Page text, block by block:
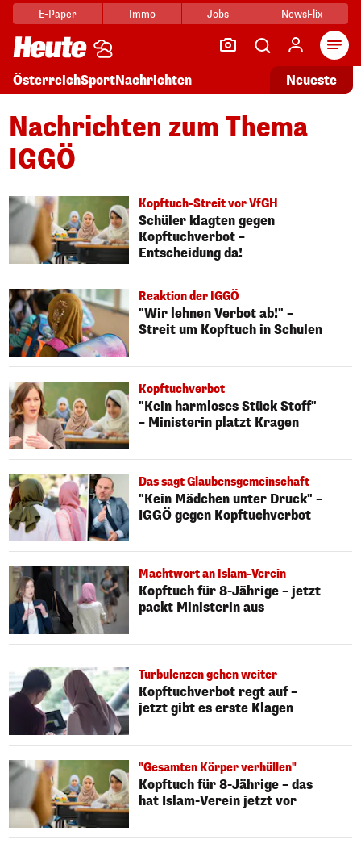
E-Paper Immo Jobs NewsFlix
ÖsterreichSportNachrichten Neueste
Nachrichten zum Thema
IGGÖ
Kopftuch-Streit vor VfGH
Schüler klagten gegen
Kopftuchverbot –
Entscheidung da!
Reaktion der IGGÖ
"Wir lehnen Verbot ab!" –
Streit um Kopftuch in Schulen
Kopftuchverbot
"Kein harmloses Stück Stoff"
– Ministerin platzt Kragen
Das sagt Glaubensgemeinschaft
"Kein Mädchen unter Druck" –
IGGÖ gegen Kopftuchverbot
Machtwort an Islam-Verein
Kopftuch für 8-Jährige – jetzt
packt Ministerin aus
Turbulenzen gehen weiter
Kopftuchverbot regt auf –
jetzt gibt es erste Klagen
"Gesamten Körper verhüllen"
Kopftuch für 8-Jährige – das
hat Islam-Verein jetzt vor